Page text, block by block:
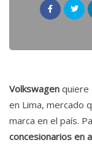
Volkswagen quiere
en Lima, mercado
marca en el país.
concesionarios en